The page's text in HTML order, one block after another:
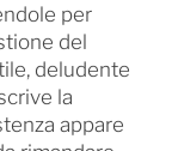
per
del
deludente
la
appare